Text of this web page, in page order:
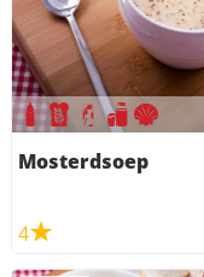
Mosterdsoep
4